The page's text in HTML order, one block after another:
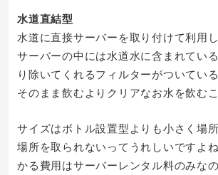
水道直結型
水道に直接サーバーを取り付けて利用し
サーバーの中には水道水に含まれてい
り除いてくれるフィルターがついてい
そのまま飲むよりクリアなお水を飲む
サイズはボトル設置型よりも小さく場所
場所を取られないってうれしいですよ
かる費用はサーバーレンタル料のみな